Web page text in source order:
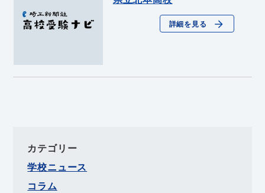
詳細を見る
カテゴリー
学校ニュース
コラム